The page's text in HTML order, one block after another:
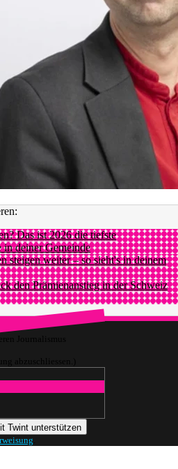
Das ist 2026 die tiefste
in deiner Gemeinde
steigen weiter – so sieht's in deinem
den Prämienanstieg in der Schweiz
Journalismus
abzuschliessen.)
Twint unterstützen